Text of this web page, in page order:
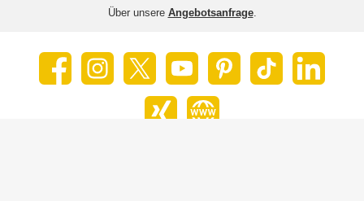
Über unsere Angebotsanfrage.
Facebook Instagram X / Twitter YouTube Pinterest TikTok LinkedIn
Xing Website